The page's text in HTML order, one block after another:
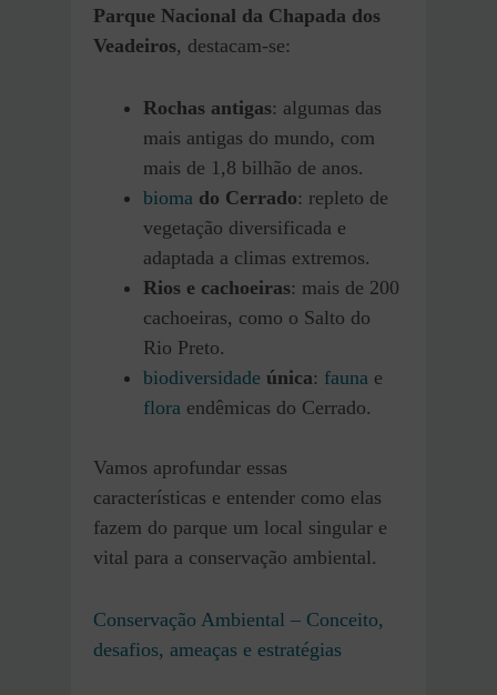
Parque Nacional da Chapada dos
Veadeiros, destacam-se:
Rochas antigas: algumas das
mais antigas do mundo, com
mais de 1,8 bilhão de anos.
bioma do Cerrado: repleto de
vegetação diversificada e
adaptada a climas extremos.
Rios e cachoeiras: mais de 200
cachoeiras, como o Salto do
Rio Preto.
biodiversidade única: fauna e
flora endêmicas do Cerrado.
Vamos aprofundar essas
características e entender como elas
fazem do parque um local singular e
vital para a conservação ambiental.
Conservação Ambiental – Conceito,
desafios, ameaças e estratégias